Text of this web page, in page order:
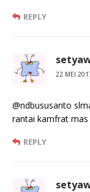
REPLY
22 MEI
@ndbususanto
rantai kamfrat mas
REPLY